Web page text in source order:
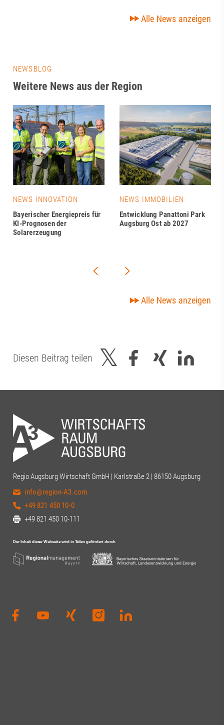
Alle News anzeigen
NEWSBLOG
Weitere News aus der Region
NEWS INNOVATION
Bayerischer Energiepreis für
KI-Prognosen der
Solarerzeugung
NEWS IMMOBILIEN
Entwicklung Panattoni Park
Augsburg Ost ab 2027
Alle News anzeigen
Diesen Beitrag teilen
Regio Augsburg Wirtschaft GmbH | Karlstraße 2 | 86150 Augsburg
info@region-A3.com
+49 821 450 10-0
+49 821 450 10-111